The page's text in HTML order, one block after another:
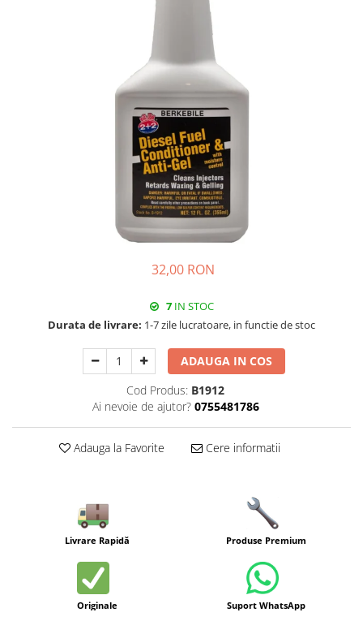
32,00 RON
7 IN STOC
Durata de livrare: 1-7 zile lucratoare, in functie de stoc
ADAUGA IN COS
Cod Produs: B1912
Ai nevoie de ajutor? 0755481786
Adauga la Favorite Cere informatii
Livrare Rapidă Produse Premium
Originale Suport WhatsApp